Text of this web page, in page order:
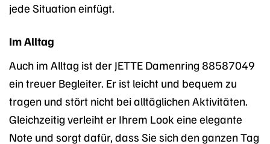
jede Situation einfügt.
Im Alltag
Auch im Alltag ist der JETTE Damenring 88587049
ein treuer Begleiter. Er ist leicht und bequem zu
tragen und stört nicht bei alltäglichen Aktivitäten.
Gleichzeitig verleiht er Ihrem Look eine elegante
Note und sorgt dafür, dass Sie sich den ganzen Tag